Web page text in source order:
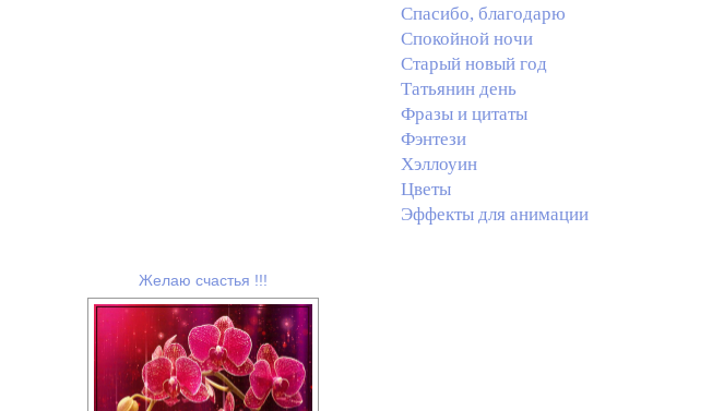
Желаю счастья !!!
Спасибо, благодарю
Спокойной ночи
Старый новый год
Татьянин день
Фразы и цитаты
Фэнтези
Хэллоуин
Цветы
Эффекты для анимации